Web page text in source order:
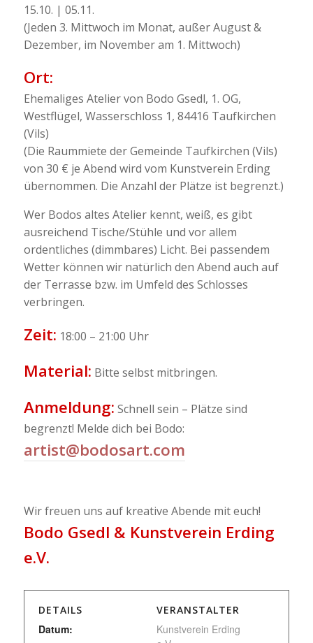
15.10. | 05.11.
(Jeden 3. Mittwoch im Monat, außer August &
Dezember, im November am 1. Mittwoch)
Ort:
Ehemaliges Atelier von Bodo Gsedl, 1. OG,
Westflügel, Wasserschloss 1, 84416 Taufkirchen
(Vils)
(Die Raummiete der Gemeinde Taufkirchen (Vils)
von 30 € je Abend wird vom Kunstverein Erding
übernommen. Die Anzahl der Plätze ist begrenzt.)
Wer Bodos altes Atelier kennt, weiß, es gibt
ausreichend Tische/Stühle und vor allem
ordentliches (dimmbares) Licht. Bei passendem
Wetter können wir natürlich den Abend auch auf
der Terrasse bzw. im Umfeld des Schlosses
verbringen.
Zeit: 18:00 – 21:00 Uhr
Material: Bitte selbst mitbringen.
Anmeldung: Schnell sein – Plätze sind
begrenzt! Melde dich bei Bodo:
artist@bodosart.com
Wir freuen uns auf kreative Abende mit euch!
Bodo Gsedl & Kunstverein Erding
e.V.
DETAILS
Datum:
VERANSTALTER
Kunstverein Erding